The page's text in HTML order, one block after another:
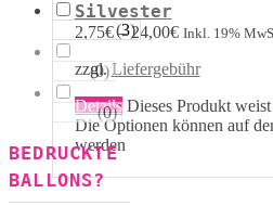
Silvester
2,75€–24,00€ Inkl. 19%
zzgl.Liefergebühr
Details Dieses Produkt
Die Optionen können auf
werden
Figuren (3)
123 (0)
ABC (0)
BEDRUCKTE
BALLONS?